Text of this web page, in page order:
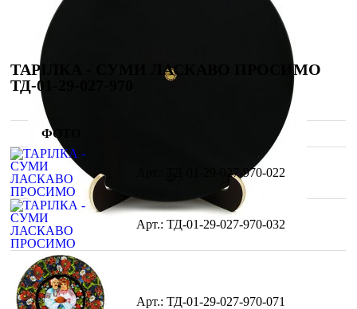
ТАРІЛКА - СУМИ ЛАСКАВО ПРОСИМО
ТД-01-29-027-970
ФОТО
ТД-01-29-027-970-022
ТД-01-29-027-970-032
ТД-01-29-027-970-071